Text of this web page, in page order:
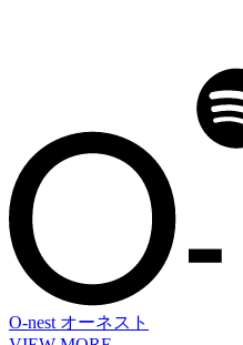
O-nest オーネスト